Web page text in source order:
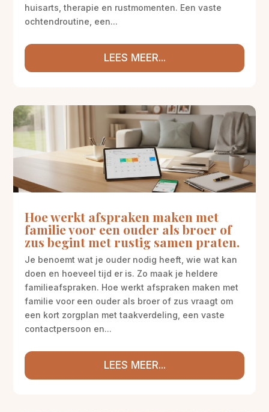
huisarts, therapie en rustmomenten. Een vaste
ochtendroutine, een...
LEES MEER...
Hoe werkt afspraken maken met
familie voor een ouder als broer of
zus begint met rustig samen praten.
Je benoemt wat je ouder nodig heeft, wie wat kan
doen en hoeveel tijd er is. Zo maak je heldere
familieafspraken. Hoe werkt afspraken maken met
familie voor een ouder als broer of zus vraagt om
een kort zorgplan met taakverdeling, een vaste
contactpersoon en...
LEES MEER...